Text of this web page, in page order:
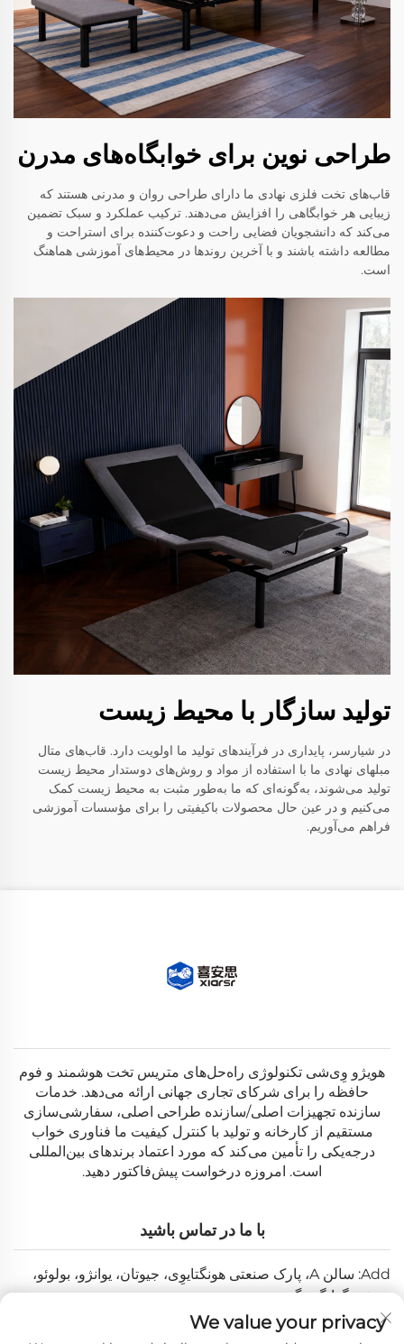
طراحی نوین برای خوابگاه‌های مدرن
قاب‌های تخت فلزی نهادی ما دارای طراحی روان و مدرنی هستند که
زیبایی هر خوابگاهی را افزایش می‌دهند. ترکیب عملکرد و سبک تضمین
می‌کند که دانشجویان فضایی راحت و دعوت‌کننده برای استراحت و
مطالعه داشته باشند و با آخرین روندها در محیط‌های آموزشی هماهنگ
است.
تولید سازگار با محیط زیست
در شیارسر، پایداری در فرآیندهای تولید ما اولویت دارد. قاب‌های متال
مبلهای نهادی ما با استفاده از مواد و روش‌های دوستدار محیط زیست
تولید می‌شوند، به‌گونه‌ای که ما به‌طور مثبت به محیط زیست کمک
می‌کنیم و در عین حال محصولات باکیفیتی را برای مؤسسات آموزشی
فراهم می‌آوریم.
هویژو وِی‌شی تکنولوژی راه‌حل‌های متریس تخت هوشمند و فوم
حافظه را برای شرکای تجاری جهانی ارائه می‌دهد. خدمات
سازنده تجهیزات اصلی/سازنده طراحی اصلی، سفارشی‌سازی
مستقیم از کارخانه و تولید با کنترل کیفیت ما فناوری خواب
درجه‌یکی را تأمین می‌کند که مورد اعتماد برندهای بین‌المللی
است. امروزه درخواست پیش‌فاکتور دهید.
با ما در تماس باشید
Add: سالن A، پارک صنعتی هونگتایوِی، جیوتان، یوانژو، بولوئو،
هویژو، گوانگدونگ، چین
ایمیل:[email protected]
We value your privacy